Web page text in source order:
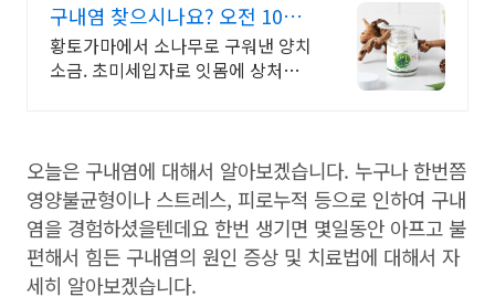
구내염 찾으시나요? 오전 10시
이전 당일배송
황토가마에서 소나무로 구워낸 양치
소금. 초미세입자로 잇몸에 상처를
오늘은 구내염에 대해서 알아보겠습니다. 누구나 한번쯤
영양불균형이나 스트레스, 피로누적 등으로 인하여 구내
염을 경험하셨을텐데요 한번 생기면 몇일동안 아프고 불
편해서 힘든 구내염의 원인 증상 및 치료법에 대해서 자
세히 알아보겠습니다.